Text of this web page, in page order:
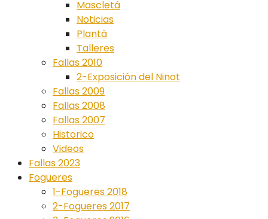
Mascletá
Noticias
Plantà
Talleres
Fallas 2010
2-Exposición del Ninot
Fallas 2009
Fallas 2008
Fallas 2007
Historico
Videos
Fallas 2023
Fogueres
1-Fogueres 2018
2-Fogueres 2017